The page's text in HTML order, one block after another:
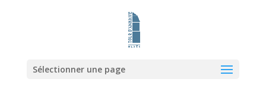
Sélectionner une page